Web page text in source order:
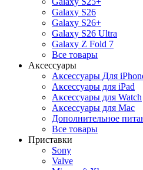
Galaxy S26
Galaxy S26+
Galaxy S26 Ultra
Galaxy Z Fold 7
Все товары
Аксессуары
Аксессуары Для
Аксессуары для iPad
Аксессуары для Watch
Аксессуары для Mac
Дополнительное
Все товары
Приставки
Sony
Valve